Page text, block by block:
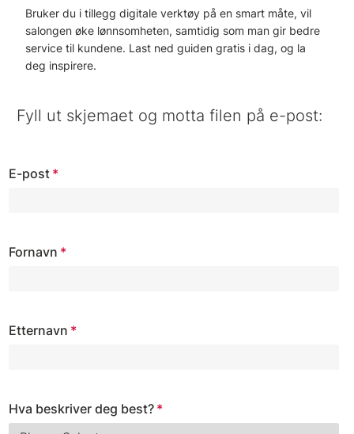
Bruker du i tillegg digitale verktøy på en smart måte, vil
salongen øke lønnsomheten, samtidig som man gir bedre
service til kundene. Last ned guiden gratis i dag, og la
deg inspirere.
Fyll ut skjemaet og motta filen på e-post:
E-post *
Fornavn *
Etternavn *
Hva beskriver deg best? *